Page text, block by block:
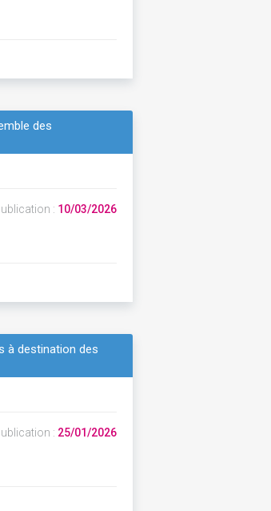
des
: 10/03/2026
à destination des
: 25/01/2026